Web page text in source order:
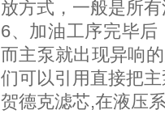
放方式，一般是所
6、加油工序完毕
而主泵就出现异响
们可以引用直接把
贺德克滤芯,在液压